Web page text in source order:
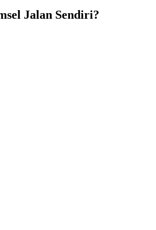
Jalan Sendiri?